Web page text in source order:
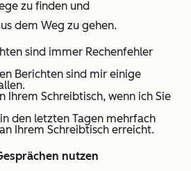
zu finden und
dem Weg zu gehen.
sind immer Rechenfehler
Berichten sind mir einige
Ihrem Schreibtisch, wenn ich Sie
den letzten Tagen mehrfach
Ihrem Schreibtisch erreicht.
nutzen